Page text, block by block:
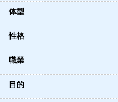
体型
性格
職業
目的